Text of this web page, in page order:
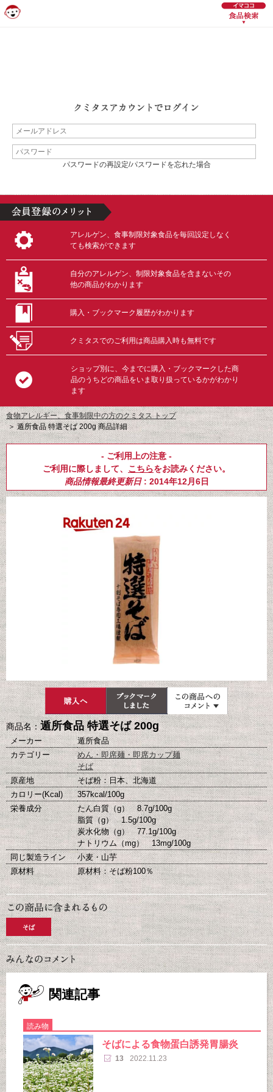
パスワードの再設定/パスワードを忘れた場合
アレルゲン、食事制限対象食品を毎回設定しなく
ても検索ができます
自分のアレルゲン、制限対象食品を含まないその
他の商品がわかります
購入・ブックマーク履歴がわかります
クミタスでのご利用は商品購入時も無料です
ショップ別に、今までに購入・ブックマークした商
品のうちどの商品をいま取り扱っているかがわかり
ます
食物アレルギー、食事制限中の方のクミタス トップ
＞遁所食品 特選そば 200g 商品詳細
- ご利用上の注意 -
ご利用に際しまして、 こちらをお読みください。
商品情報最終更新日: 2014年12月6日
商品名：遁所食品 特選そば 200g
メーカー
遁所食品
カテゴリー
めん・即席麺・即席カップ麺
そば
原産地
そば粉：日本、北海道
カロリー(Kcal)
357kcal/100g
栄養成分
たん白質（g） 8.7g/100g
脂質（g） 1.5g/100g
炭水化物（g） 77.1g/100g
ナトリウム（mg） 13mg/100g
同じ製造ライン
小麦・山芋
原材料
原材料：そば粉100％
そば
関連記事
読み物
そばによる食物蛋白誘発胃腸炎
13 2022.11.23